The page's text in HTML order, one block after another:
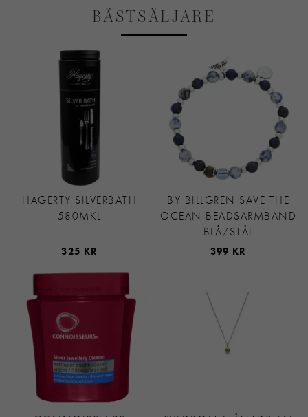
BÄSTSÄLJARE
HAGERTY SILVERBATH
580MKL
325 KR
BY BILLGREN SAVE THE
OCEAN BEADSARMBAND
BLÅ/STÅL
399 KR